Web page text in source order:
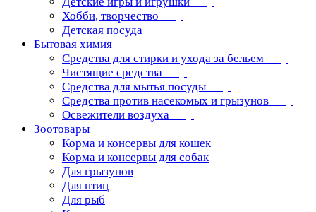
Хобби, творчество
Детская посуда
Бытовая химия
Средства для стирки и ухода за бельем
Чистящие средства
Средства для мытья посуды
Средства против насекомых и грызунов
Освежители воздуха
Зоотовары
Корма и консервы для кошек
Корма и консервы для собак
Для грызунов
Для птиц
Для рыб